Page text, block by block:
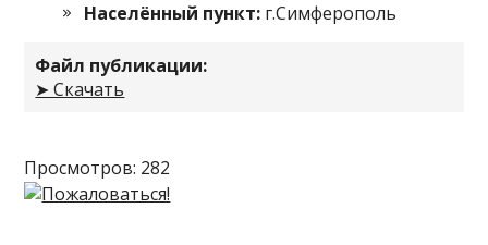
Населённый пункт: г.Симферополь
Файл публикации:
➤ Скачать
Просмотров: 282